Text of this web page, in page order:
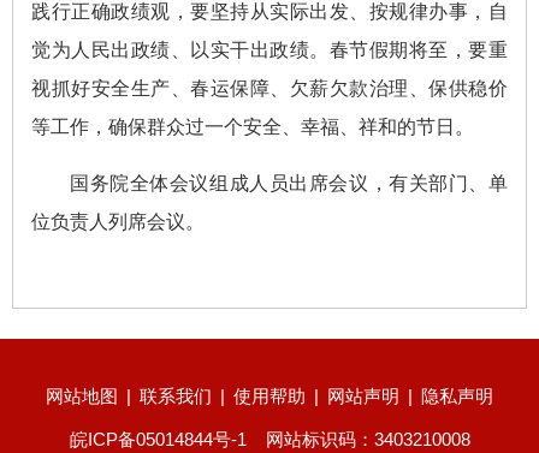
践行正确政绩观，要坚持从实际出发、按规律办事，自
觉为人民出政绩、以实干出政绩。春节假期将至，要重
视抓好安全生产、春运保障、欠薪欠款治理、保供稳价
等工作，确保群众过一个安全、幸福、祥和的节日。
国务院全体会议组成人员出席会议，有关部门、单
位负责人列席会议。
网站地图 | 联系我们 | 使用帮助 | 网站声明 | 隐私声明
皖ICP备05014844号-1
网站标识码：3403210008